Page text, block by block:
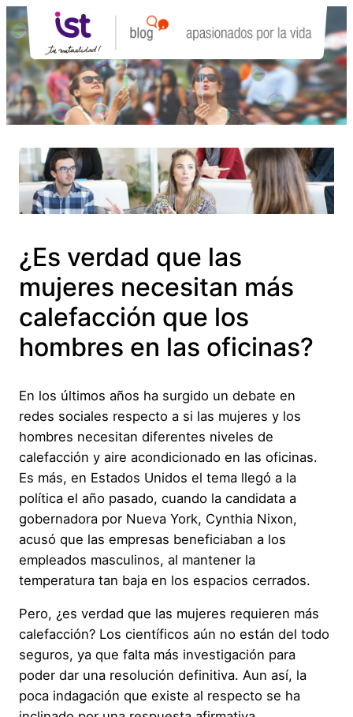
Saltar
al
contenido
¿Es verdad que las
mujeres necesitan más
calefacción que los
hombres en las oficinas?
En los últimos años ha surgido un debate en
redes sociales respecto a si las mujeres y los
hombres necesitan diferentes niveles de
calefacción y aire acondicionado en las oficinas.
Es más, en Estados Unidos el tema llegó a la
política el año pasado, cuando la candidata a
gobernadora por Nueva York, Cynthia Nixon,
acusó que las empresas beneficiaban a los
empleados masculinos, al mantener la
temperatura tan baja en los espacios cerrados.
Pero, ¿es verdad que las mujeres requieren más
calefacción? Los científicos aún no están del todo
seguros, ya que falta más investigación para
poder dar una resolución definitiva. Aun así, la
poca indagación que existe al respecto se ha